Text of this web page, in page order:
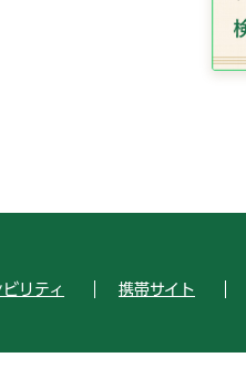
リティ 携帯サイト